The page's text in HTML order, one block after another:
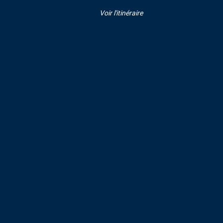
Voir l'itinéraire